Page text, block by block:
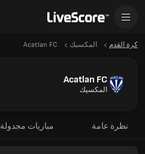
كرة القدم المكسيك Acatlan FC
Acatlan FC
المكسيك
نظرة عامة مباريات مجدولة